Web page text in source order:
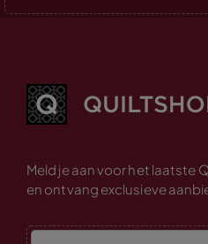
Meld je aan voor het laatste
en ontvang exclusieve